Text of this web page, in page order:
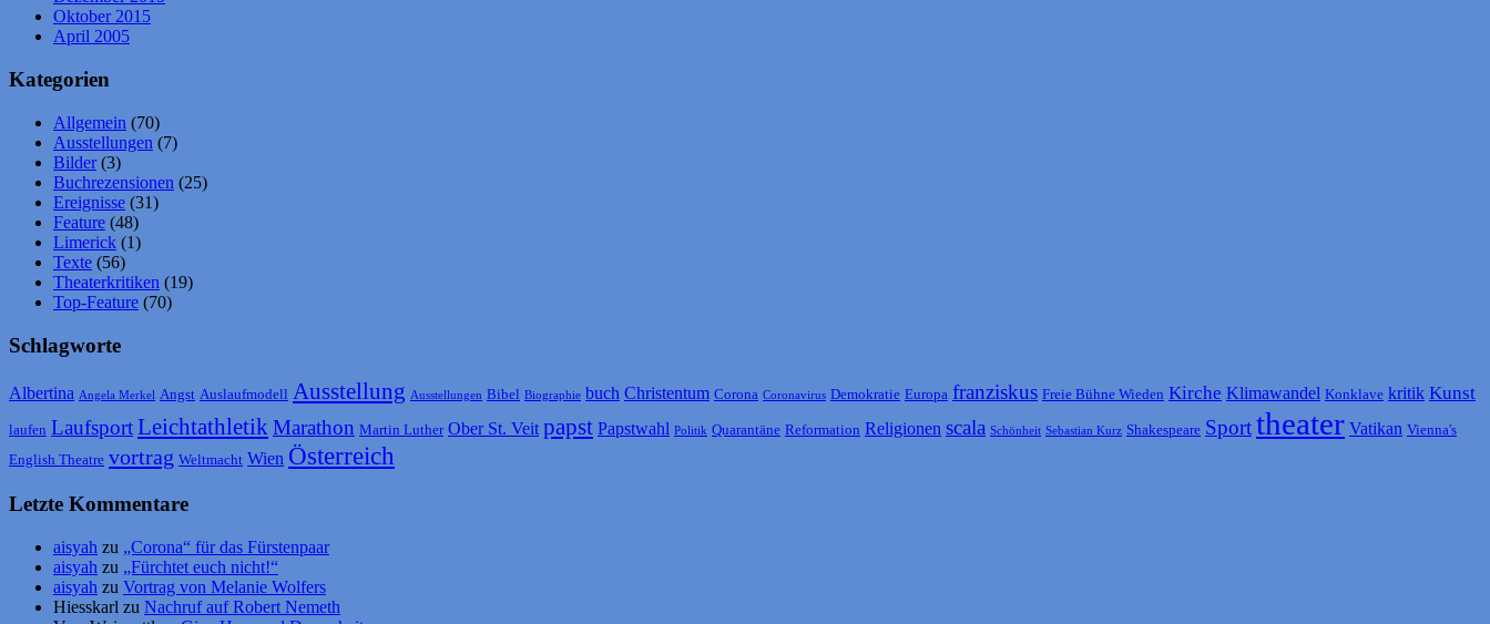
Oktober 2015
April 2005
Kategorien
Allgemein (70)
Ausstellungen (7)
Bilder(3)
Buchrezensionen (25)
Ereignisse (31)
Feature (48)
Limerick (1)
Texte (56)
Theaterkritiken (19)
Top-Feature (70)
Schlagworte
Albertina Angela Merkel Angst Auslaufmodell Ausstellung Ausstellungen Bibel Biographie buch Christentum Corona Coronavirus Demokratie Europa franziskus Freie Bühne Wieden Kirche Klimawandel Konklave kritik Kunst
laufen LaufsportLeichtathletikMarathon Martin Luther Ober St. Veit papst Papstwahl Politik Quarantäne Reformation Religionen scala Schönheit Sebastian Kurz Shakespeare Sporttheater Vatikan Vienna's
English Theatre vortrag Weltmacht Wien Österreich
Letzte Kommentare
aisyah zu „Corona“ für das Fürstenpaar
aisyah zu „Fürchtet euch nicht!“
aisyah zu Vortrag von Melanie Wolfers
Hiesskarl zu Nachruf auf Robert Nemeth